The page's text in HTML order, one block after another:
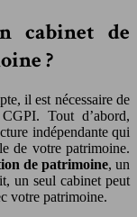
cabinet de
?
il est nécessaire de
Tout d’abord,
indépendante qui
de votre patrimoine.
de patrimoine, un
un seul cabinet peut
votre patrimoine.